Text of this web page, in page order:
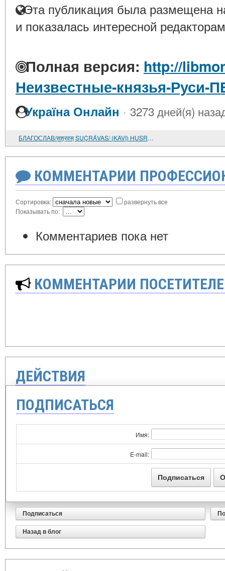
Эта публикация была размещена
и показалась интересной
Полная версия: http://
Неизвестные-князья-
Україна Онлайн · 3273 дней(я)
БЛАГОСЛАВ/सुश्रवस् SUÇRÁVAS/ (KAVI) HUSRAVAH И ЯРОСЛАВ/ सुश्रवस् SUÇRÁVAS (ИНДОСЛАВИКА РУССКИХ ИМЁН)
КОММЕНТАРИИ
Сортировка:
развернуть все
Показывать по:
Комментариев пока нет
КОММЕНТАРИИ
ДЕЙСТВИЯ
ПОДПИСАТЬСЯ
Имя:
E-mail:
Подписаться
Назад в блог